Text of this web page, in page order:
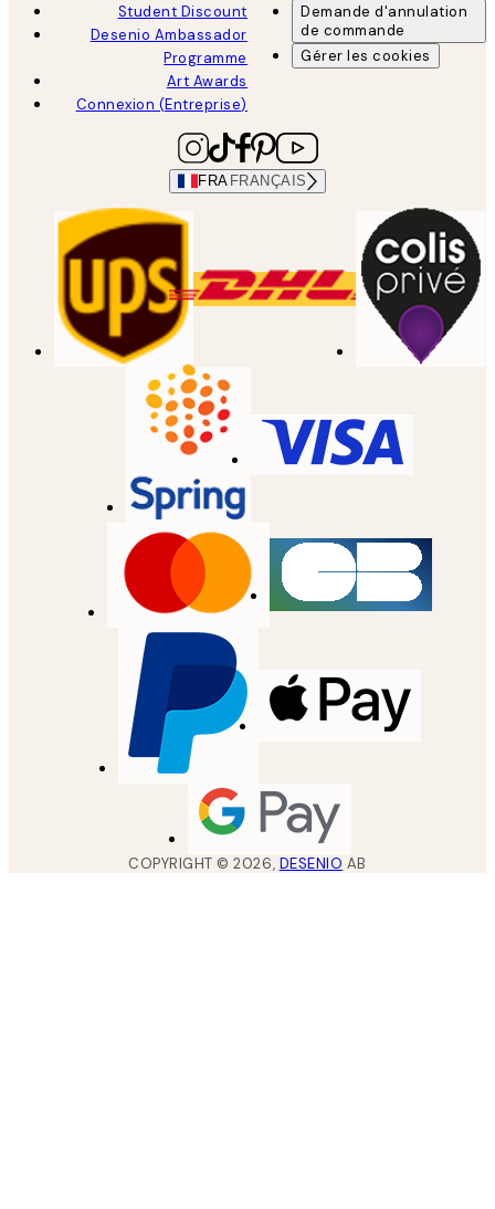
Student Discount
Desenio Ambassador
Programme
Art Awards
Connexion (Entreprise)
Demande d'annulation
de commande
Gérer les cookies
FRA FRANÇAIS
COPYRIGHT ©2026, DESENIO AB